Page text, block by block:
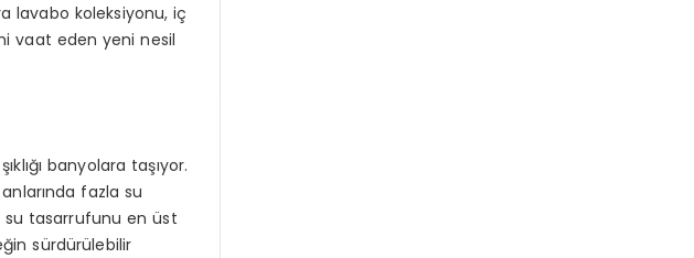
lavabo koleksiyonu, iç
vaat eden yeni nesil
banyolara taşıyor.
fazla su
su tasarrufunu en üst
sürdürülebilir